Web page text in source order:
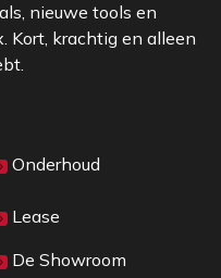
nieuwe tools en
Kort, krachtig en alleen
Onderhoud
Lease
De Showroom